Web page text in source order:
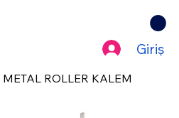
Giriş
ROLLER KALEM